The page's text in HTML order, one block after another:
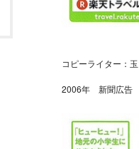
コピーライター：
2006年 新聞広告